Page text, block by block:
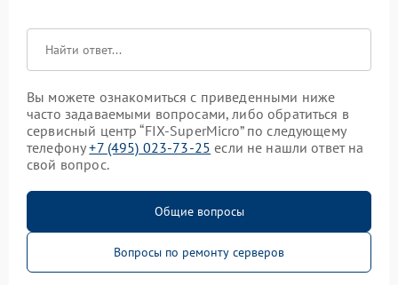
Вы можете ознакомиться с приведенными ниже
часто задаваемыми вопросами, либо обратиться в
сервисный центр “FIX-SuperMicro” по следующему
телефону+7 (495) 023-73-25 если не нашли ответ на
свой вопрос.
Общие вопросы
Вопросы по ремонту серверов